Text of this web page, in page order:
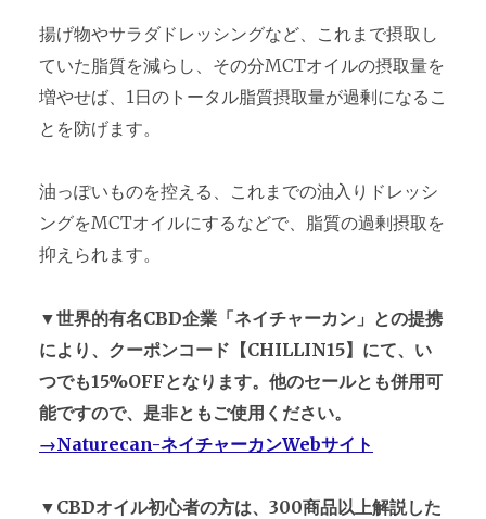
揚げ物やサラダドレッシングなど、これまで摂取し
ていた脂質を減らし、その分MCTオイルの摂取量を
増やせば、1日のトータル脂質摂取量が過剰になるこ
とを防げます。
油っぽいものを控える、これまでの油入りドレッシ
ングをMCTオイルにするなどで、脂質の過剰摂取を
抑えられます。
▼世界的有名CBD企業「ネイチャーカン」との提携
により、クーポンコード【CHILLIN15】にて、い
つでも15%OFFとなります。他のセールとも併用可
能ですので、是非ともご使用ください。
→Naturecan-ネイチャーカンWebサイト
▼CBDオイル初心者の方は、300商品以上解説した